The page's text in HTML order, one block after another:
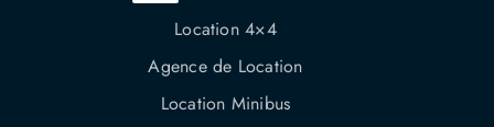
Location 4×4
Agence de Location
Location Minibus